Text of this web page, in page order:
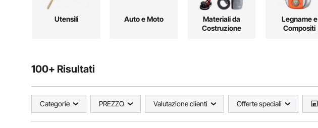
Utensili Auto e Moto
Materiali da
Costruzione
Legname e
Compositi
100+ Risultati
Categorie PREZZO Valutazione clienti Offerte speciali